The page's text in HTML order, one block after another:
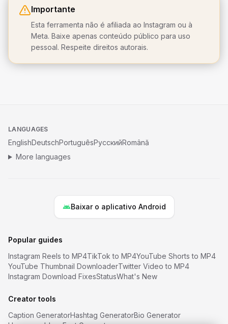
Importante
Esta ferramenta não é afiliada ao Instagram ou à
Meta. Baixe apenas conteúdo público para uso
pessoal. Respeite direitos autorais.
LANGUAGES
EnglishDeutschPortuguêsРусскийRomână
More languages
Baixar o aplicativo Android
Popular guides
Instagram Reels to MP4TikTok to MP4YouTube Shorts to MP4
YouTube Thumbnail DownloaderTwitter Video to MP4
Instagram Download FixesStatusWhat's New
Creator tools
Caption GeneratorHashtag GeneratorBio Generator